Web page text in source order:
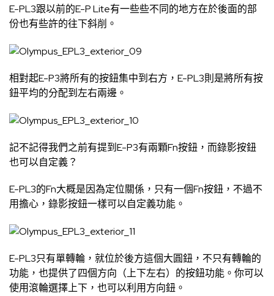
E-PL3跟以前的E-P Lite有一些些不同的地方在於後面的部
份也有些許的往下斜削。
相對起E-P3將所有的按鈕集中到右方，E-PL3則是將所有按
鈕平均的分配到左右兩邊。
記不記得我們之前有提到E-P3有兩顆Fn按鈕，而錄影按鈕
也可以自定義？
E-PL3的Fn大概是因為定位關係，只有一個Fn按鈕，不過不
用擔心，錄影按鈕一樣可以自定義功能。
E-PL3只有單轉輪，就位於後方這個大圓鈕，不只有轉輪的
功能，也提供了四個方向（上下左右）的按鈕功能。你可以
使用滾輪選擇上下，也可以利用方向鈕。